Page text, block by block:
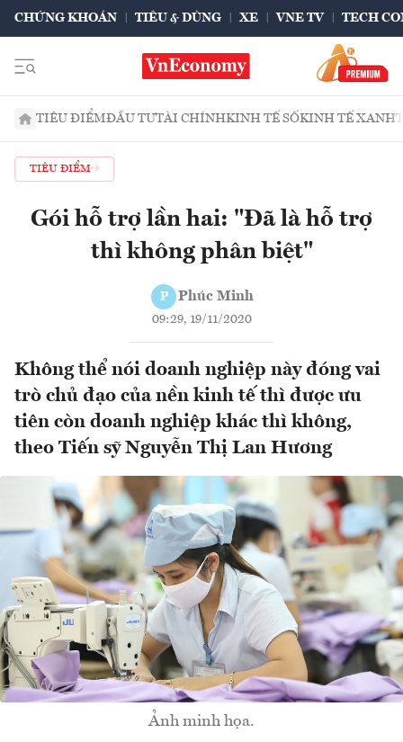
CHỨNG KHOÁN TIÊU & DÙNG XE VNE TV TECH
TIÊU ĐIỂMĐẦU TƯTÀI CHÍNHKINH TẾ SỐKINH TẾ XANH
TIÊU ĐIỂM
Gói hỗ trợ lần hai: "Đã là hỗ trợ
thì không phân biệt"
P Phúc Minh
09:29, 19/11/2020
Không thể nói doanh nghiệp này đóng vai
trò chủ đạo của nền kinh tế thì được ưu
tiên còn doanh nghiệp khác thì không,
theo Tiến sỹ Nguyễn Thị Lan Hương
Ảnh minh họa.